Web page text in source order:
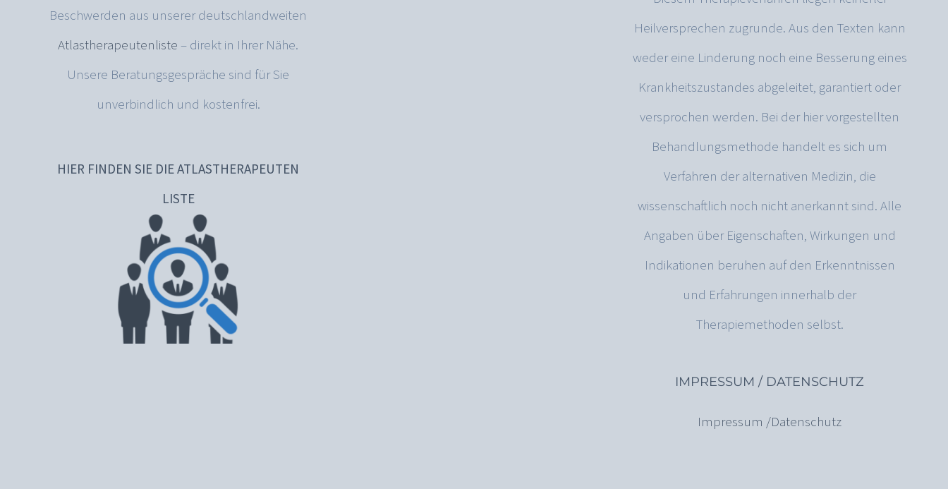
Beschwerden aus unserer deutschlandweiten
Atlastherapeutenliste – direkt in Ihrer Nähe.
Unsere Beratungsgespräche sind für Sie
unverbindlich und kostenfrei.
HIER FINDEN SIE DIE ATLASTHERAPEUTEN
LISTE
Heilversprechen zugrunde. Aus den Texten kann
weder eine Linderung noch eine Besserung eines
Krankheitszustandes abgeleitet, garantiert oder
versprochen werden. Bei der hier vorgestellten
Behandlungsmethode handelt es sich um
Verfahren der alternativen Medizin, die
wissenschaftlich noch nicht anerkannt sind. Alle
Angaben über Eigenschaften, Wirkungen und
Indikationen beruhen auf den Erkenntnissen
und Erfahrungen innerhalb der
Therapiemethoden selbst.
IMPRESSUM / DATENSCHUTZ
Impressum /Datenschutz